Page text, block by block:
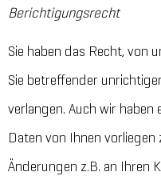
Berichtigungsrecht
Sie haben das Recht, von
Sie betreffender
verlangen. Auch wir
Daten von Ihnen vorliegen
Änderungen z.B. an Ihren